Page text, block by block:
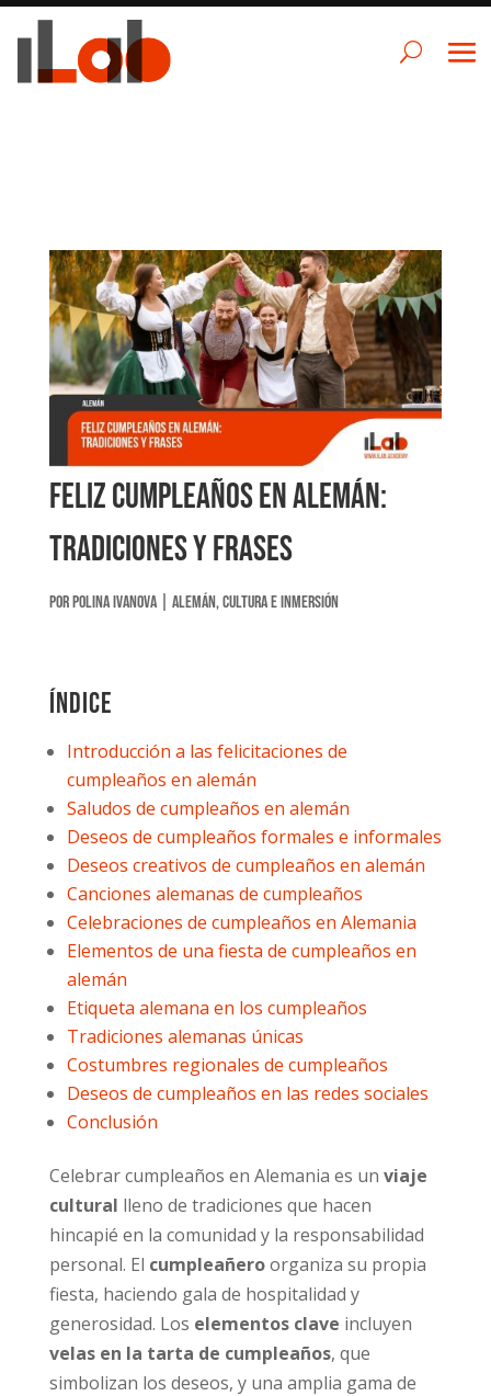
Feliz cumpleaños en alemán:
Tradiciones y Frases
porPolina Ivanova| Alemán,Cultura e inmersión
Índice
Introducción a las felicitaciones de
cumpleaños en alemán
Saludos de cumpleaños en alemán
Deseos de cumpleaños formales e informales
Deseos creativos de cumpleaños en alemán
Canciones alemanas de cumpleaños
Celebraciones de cumpleaños en Alemania
Elementos de una fiesta de cumpleaños en
alemán
Etiqueta alemana en los cumpleaños
Tradiciones alemanas únicas
Costumbres regionales de cumpleaños
Deseos de cumpleaños en las redes sociales
Conclusión
Celebrar cumpleaños en Alemania es un viaje
cultural lleno de tradiciones que hacen
hincapié en la comunidad y la responsabilidad
personal. El cumpleañeroorganiza su propia
fiesta, haciendo gala de hospitalidad y
generosidad. Los elementos clave incluyen
velas en la tarta de cumpleaños, que
simbolizan los deseos, y una amplia gama de